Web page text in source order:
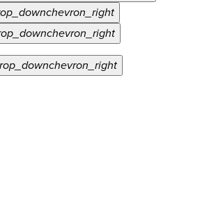
chevron_right
chevron_right
chevron_right